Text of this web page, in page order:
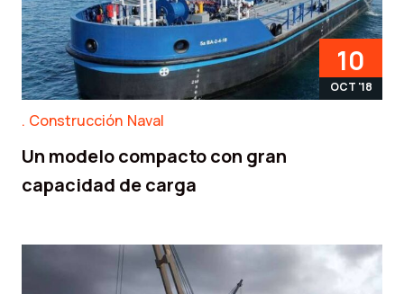
10
OCT '18
Construcción Naval
Un modelo compacto con gran
capacidad de carga